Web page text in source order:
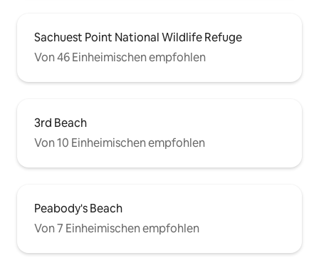
Sachuest Point National Wildlife Refuge
Von 46 Einheimischen empfohlen
3rd Beach
Von 10 Einheimischen empfohlen
Peabody's Beach
Von 7 Einheimischen empfohlen